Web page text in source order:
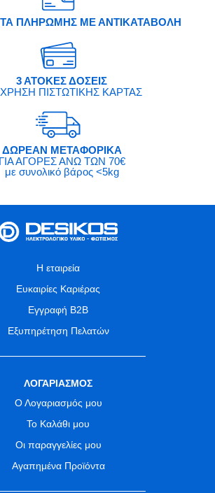
ΠΛΗΡΩΜΗΣ ΜΕ ΑΝΤΙΚΑΤΑΒΟΛΗ
3 ΑΤΟΚΕΣ ΔΟΣΕΙΣ
ΠΙΣΤΩΤΙΚΗΣ ΚΑΡΤΑΣ
ΔΩΡΕΑΝ ΜΕΤΑΦΟΡΙΚΑ
ΓΙΑ ΑΓΟΡΕΣ ΑΝΩ ΤΩΝ 70€
με συνολικό βάρος <5kg
Η εταιρεία
Ευκαιρίες Καριέρας
Εγγραφή B2B
Εξυπηρέτηση Πελατών
ΛΟΓΑΡΙΑΣΜΟΣ
Ο Λογαριασμός μου
Το Καλάθι μου
Οι παραγγελίες μου
Αγαπημένα Προϊόντα